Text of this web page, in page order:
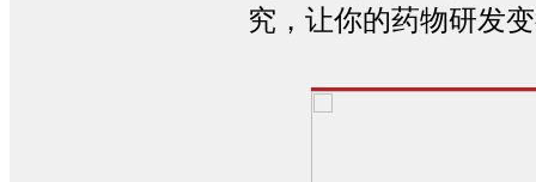
究，让你的药物研发